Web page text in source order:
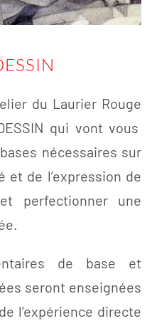
du Laurier Rouge
qui vont vous
nécessaires sur
de l’expression de
perfectionner une
de base et
seront enseignées
l’expérience directe